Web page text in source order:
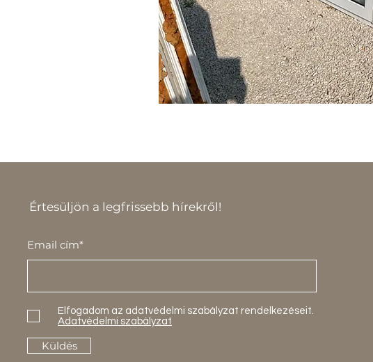
Értesüljön a legfrissebb hírekről!
Email cím*
Elfogadom az adatvédelmi szabályzat rendelkezéseit.
Adatvédelmi szabályzat
Küldés